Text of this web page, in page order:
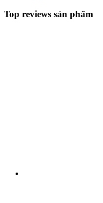
Top reviews sản phẩm